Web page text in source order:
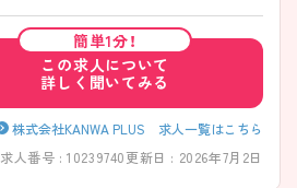
簡単1分！
この求人について
詳しく聞いてみる
株式会社KANWA PLUS 求人一覧はこちら
求人番号 : 10239740更新日 : 2026年7月2日